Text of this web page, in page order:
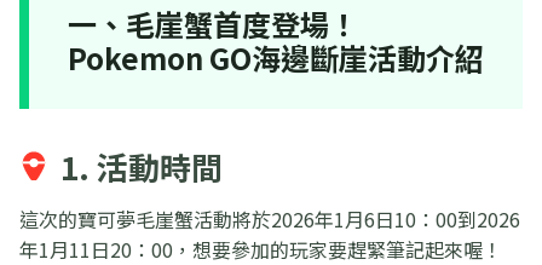
一、毛崖蟹首度登場！
Pokemon GO海邊斷崖活動介紹
1. 活動時間
這次的寶可夢毛崖蟹活動將於2026年1月6日10：00到2026
年1月11日20：00，想要參加的玩家要趕緊筆記起來喔！